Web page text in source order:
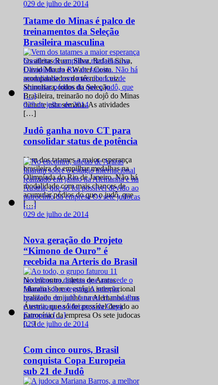
029 de julho de 2014
Tatame do Minas é palco de
treinamentos da Seleção
Brasileira masculina
Os atletas Ruan Silva, Rafael Silva,
David Moura e Walter Costa
acompanhados do técnico Luiz
Shinohara, todos da Seleção
Brasileira, treinarão no dojô do Minas
durante esta semana. As atividades
[…]
029 de julho de 2014
Judô ganha novo CT para
consolidar status de potência
Vem dos tatames a maior esperança
brasileira de empilhar medalhas na
Olimpíada do Rio de Janeiro. Não há
modalidade com mais chances de
acumular pódios do que o judô, que
[…]
029 de julho de 2014
Nova geração do Projeto
“Kimono de Ouro” é
recebida na Arteris do Brasil
No encontro, atletas de Araras
falaram sobre o estágio internacional
realizado em junho na Alemanha e na
Áustria, que só foi possível devido ao
patrocínio da empresa Os sete judocas
[…]
029 de julho de 2014
Com cinco ouros, Brasil
conquista Copa Europeia
sub 21 de Judô